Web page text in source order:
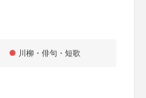
川柳・俳句・短歌